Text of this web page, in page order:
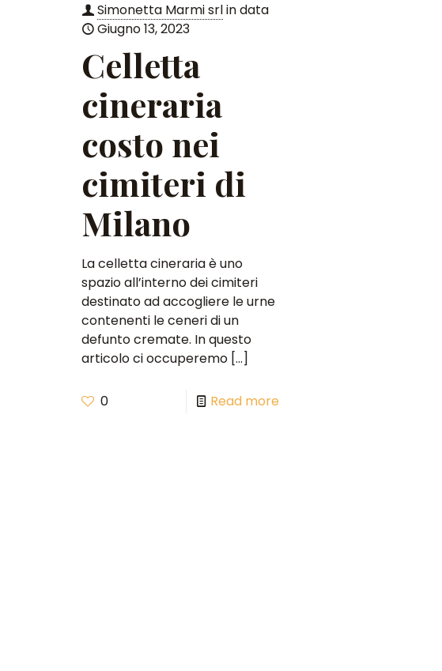
Simonetta Marmi srlin data
Giugno 13, 2023
Celletta
cineraria
costo nei
cimiteri di
Milano
La celletta cineraria è uno
spazio all’interno dei cimiteri
destinato ad accogliere le urne
contenenti le ceneri di un
defunto cremate. In questo
articolo ci occuperemo […]
0 Read more